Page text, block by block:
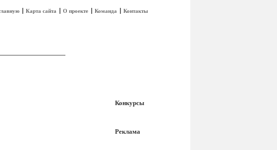
Карта сайта О проекте Команда Контакты
Конкурсы
Реклама